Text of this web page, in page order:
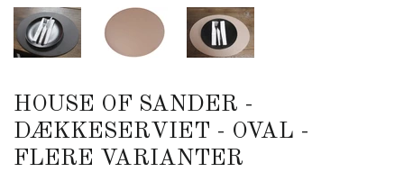
HOUSE OF SANDER -
DÆKKESERVIET - OVAL -
FLERE VARIANTER